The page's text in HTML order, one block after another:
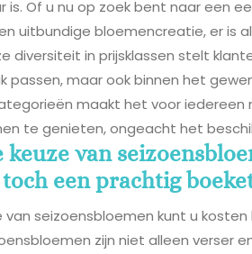
is. Of u nu op zoek bent naar een
uitbundige bloemencreatie, er is
diversiteit in prijsklassen stelt
passen, maar ook binnen het
maakt het voor iedereen
te genieten, ongeacht het
keuze van
een prachtig
van seizoensbloemen kunt u
zijn niet alleen verser